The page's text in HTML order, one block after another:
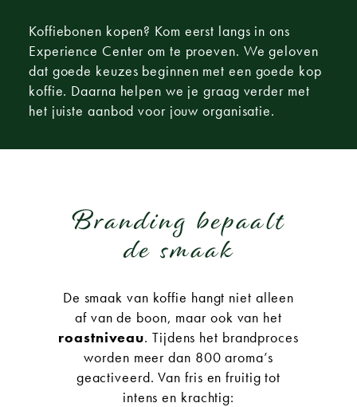
Koffiebonen kopen? Kom eerst langs in ons
Experience Center om te proeven. We geloven
dat goede keuzes beginnen met een goede kop
koffie. Daarna helpen we je graag verder met
het juiste aanbod voor jouw organisatie.
Branding bepaalt
de smaak
De smaak van koffie hangt niet alleen
af van de boon, maar ook van het
roastniveau. Tijdens het brandproces
worden meer dan 800 aroma’s
geactiveerd. Van fris en fruitig tot
intens en krachtig: